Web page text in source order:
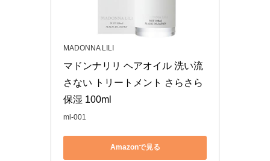
MADONNA LILI
マドンナリリ ヘアオイル 洗い流
さない トリートメント さらさら
保湿 100ml
ml-001
Amazonで見る